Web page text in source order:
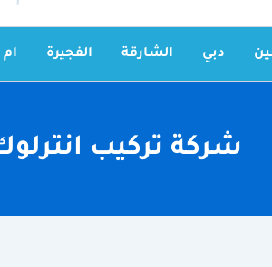
دبي الشارقة الفجيرة ام
شركة تركيب